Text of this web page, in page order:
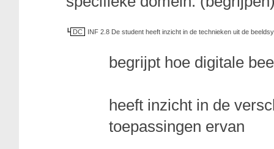
DC INF 2.8 De student heeft inzicht in de technieken uit de
begrijpt hoe digitale
heeft inzicht in de
toepassingen ervan